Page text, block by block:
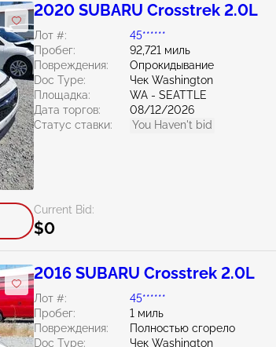
2020 SUBARU Crosstrek 2.0L
Лот #:
45******
Пробег:
92,721 миль
Повреждения:
Опрокидывание
Doc Type:
Чек Washington
Площадка:
WA - SEATTLE
Дата торгов:
08/12/2026
Статус ставки:
You Haven't bid
Current Bid:
$0
2016 SUBARU Crosstrek 2.0L
Лот #:
45******
Пробег:
1 миль
Повреждения:
Полностью сгорело
Doc Type:
Чек Washington